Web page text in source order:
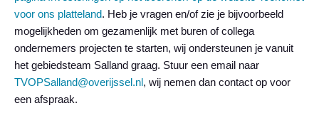
voor ons platteland. Heb je vragen en/of zie je bijvoorbeeld
mogelijkheden om gezamenlijk met buren of collega
ondernemers projecten te starten, wij ondersteunen je vanuit
het gebiedsteam Salland graag. Stuur een email naar
TVOPSalland@overijssel.nl, wij nemen dan contact op voor
een afspraak.